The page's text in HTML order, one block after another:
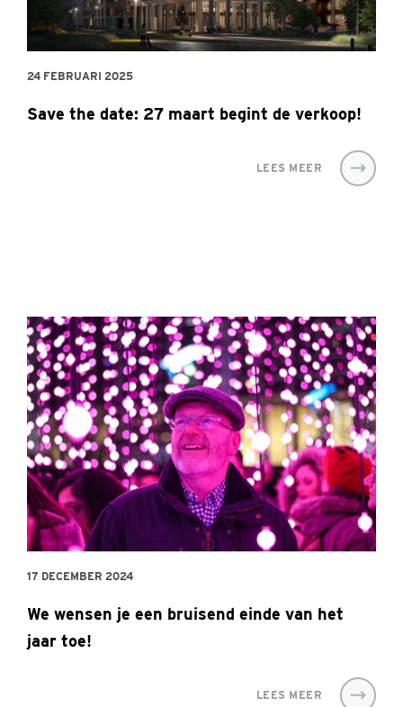
24 FEBRUARI 2025
Save the date: 27 maart begint de verkoop!
LEES MEER
17 DECEMBER 2024
We wensen je een bruisend einde van het
jaar toe!
LEES MEER